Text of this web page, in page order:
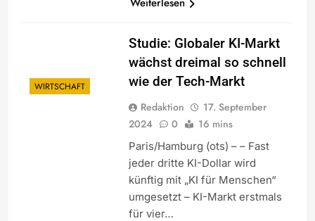
WIRTSCHAFT
Studie: Globaler KI-Markt
wächst dreimal so schnell
wie der Tech-Markt
Redaktion
17. September
2024
0 16 mins
Paris/Hamburg (ots) – – Fast
jeder dritte KI-Dollar wird
künftig mit „KI für Menschen“
umgesetzt – KI-Markt erstmals
für vier…